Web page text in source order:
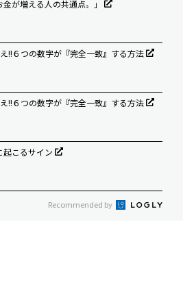
金が増える人の共通点〟」
!!６つの数字が『完全一致』する方法
!!６つの数字が『完全一致』する方法
起こるサイン
Recommended by